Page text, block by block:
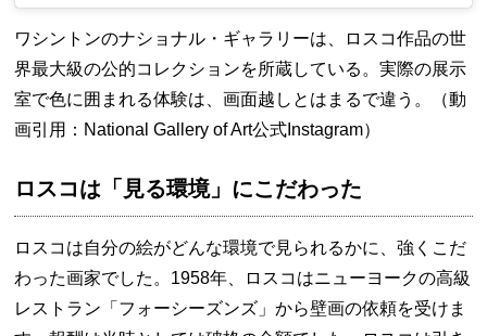
ワシントンのナショナル・ギャラリーは、ロスコ作品の世
界最大級の公的コレクションを所蔵している。実際の展示
室で色に囲まれる体験は、画面越しとはまるで違う。（動
画引用：National Gallery of Art公式Instagram）
ロスコは「見る環境」にこだわった
ロスコは自分の絵がどんな環境で見られるかに、強くこだ
わった画家でした。1958年、ロスコはニューヨークの高級
レストラン「フォーシーズンズ」から壁画の依頼を受けま